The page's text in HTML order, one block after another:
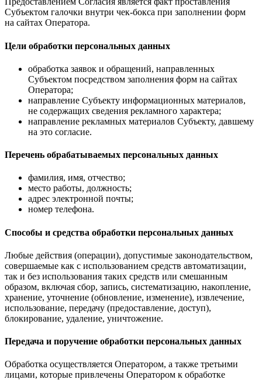
Субъектом галочки внутри чек-бокса при заполнении форм
на сайтах Оператора.
Цели обработки персональных данных
обработка заявок и обращений, направленных
Субъектом посредством заполнения форм на сайтах
Оператора;
направление Субъекту информационных материалов,
не содержащих сведения рекламного характера;
направление рекламных материалов Субъекту, давшему
на это согласие.
Перечень обрабатываемых персональных данных
фамилия, имя, отчество;
место работы, должность;
адрес электронной почты;
номер телефона.
Способы и средства обработки персональных данных
Любые действия (операции), допустимые законодательством,
совершаемые как с использованием средств автоматизации,
так и без использования таких средств или смешанным
образом, включая сбор, запись, систематизацию, накопление,
хранение, уточнение (обновление, изменение), извлечение,
использование, передачу (предоставление, доступ),
блокирование, удаление, уничтожение.
Передача и поручение обработки персональных данных
Обработка осуществляется Оператором, а также третьими
лицами, которые привлечены Оператором к обработке